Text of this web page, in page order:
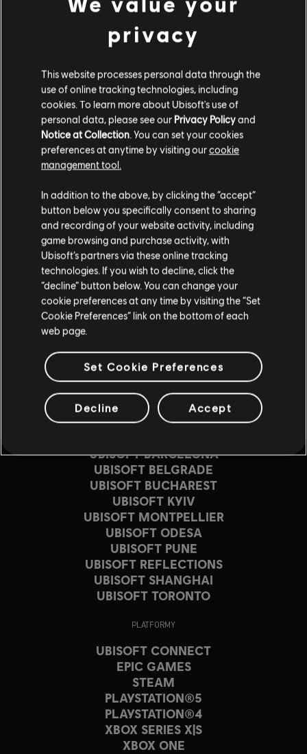
+
PAKIET CHASE SQUAD
PRZEPUSTKA ROKU 1 +
PRZEPUSTKA ROKU 2 +
PRZEPUSTKA ROKU 3 +
STUDIA PRODUCENCKIE
UBISOFT BARCELONA
UBISOFT BELGRADE
UBISOFT BUCHAREST
UBISOFT KYIV
UBISOFT MONTPELLIER
UBISOFT ODESA
UBISOFT PUNE
UBISOFT REFLECTIONS
UBISOFT SHANGHAI
UBISOFT TORONTO
PLATFORMY
UBISOFT CONNECT
EPIC GAMES
STEAM
PLAYSTATION®5
PLAYSTATION®4
XBOX SERIES X|S
XBOX ONE
privacy
This website processes personal data through the
use of online tracking technologies, including
cookies. To learn more about Ubisoft's use of
personal data, please see our Privacy Policyand
Notice at Collection . You can set your cookies
preferences at anytime by visiting ourcookie
management tool.
In addition to the above, by clicking the “accept”
button below you specifically consent to sharing
and recording of your website activity, including
game browsing and purchase activity, with
Ubisoft’s partners via these online tracking
technologies. If you wish to decline, click the
“decline” button below. You can change your
cookie preferences at any time by visiting the “Set
Cookie Preferences” link on the bottom of each
web page.
Set Cookie Preferences
Decline Accept